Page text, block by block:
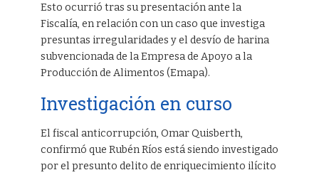
Esto ocurrió tras su presentación ante la
Fiscalía, en relación con un caso que investiga
presuntas irregularidades y el desvío de harina
subvencionada de la Empresa de Apoyo a la
Producción de Alimentos (Emapa).
Investigación en curso
El fiscal anticorrupción, Omar Quisberth,
confirmó que Rubén Ríos está siendo investigado
por el presunto delito de enriquecimiento ilícito